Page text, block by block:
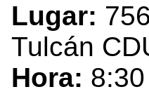
Lugar:
Tulcán
Hora: